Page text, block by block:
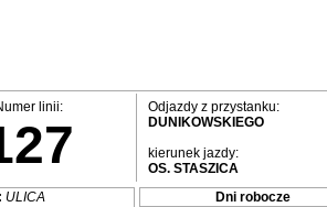
linii:
Odjazdy z przystanku:
DUNIKOWSKIEGO
kierunek jazdy:
OS. STASZICA
ULICA
Dni robocze